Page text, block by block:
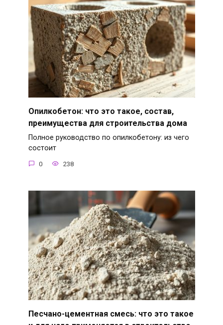
Опилкобетон: что это такое, состав,
преимущества для строительства дома
Полное руководство по опилкобетону: из чего
состоит
0 238
Песчано-цементная смесь: что это такое